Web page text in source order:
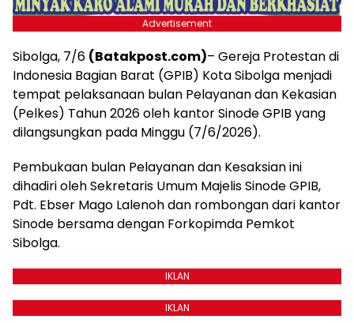
Advertisement
Sibolga, 7/6 (Batakpost.com)– Gereja Protestan di
Indonesia Bagian Barat (GPIB) Kota Sibolga menjadi
tempat pelaksanaan bulan Pelayanan dan Kekasian
(Pelkes) Tahun 2026 oleh kantor Sinode GPIB yang
dilangsungkan pada Minggu (7/6/2026).
Pembukaan bulan Pelayanan dan Kesaksian ini
dihadiri oleh Sekretaris Umum Majelis Sinode GPIB,
Pdt. Ebser Mago Lalenoh dan rombongan dari kantor
Sinode bersama dengan Forkopimda Pemkot
Sibolga.
IKLAN
IKLAN